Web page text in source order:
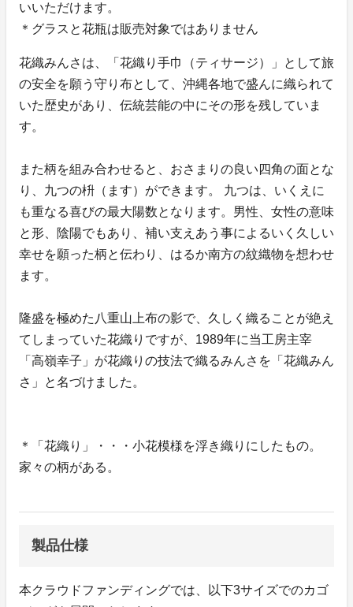
いいただけます。
＊グラスと花瓶は販売対象ではありません
花織みんさは、「花織り手巾（ティサージ）」として旅
の安全を願う守り布として、沖縄各地で盛んに織られて
いた歴史があり、伝統芸能の中にその形を残していま
す。
また柄を組み合わせると、おさまりの良い四角の面とな
り、九つの枡（ます）ができます。 九つは、いくえに
も重なる喜びの最大陽数となります。男性、女性の意味
と形、陰陽でもあり、補い支えあう事によるいく久しい
幸せを願った柄と伝わり、はるか南方の紋織物を想わせ
ます。
隆盛を極めた八重山上布の影で、久しく織ることが絶え
てしまっていた花織りですが、1989年に当工房主宰
「高嶺幸子」が花織りの技法で織るみんさを「花織みん
さ」と名づけました。
＊「花織り」・・・小花模様を浮き織りにしたもの。
家々の柄がある。
製品仕様
本クラウドファンディングでは、以下3サイズでのカゴ